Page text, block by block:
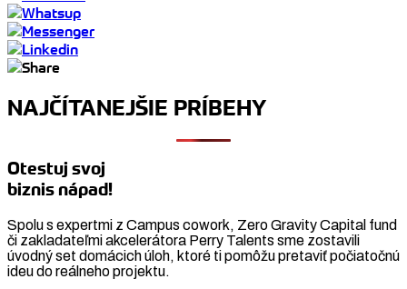
NAJČÍTANEJŠIE PRÍBEHY
Otestuj svoj
biznis nápad!
Spolu s expertmi z Campus cowork, Zero Gravity Capital fund
či zakladateľmi akcelerátora Perry Talents sme zostavili
úvodný set domácich úloh, ktoré ti pomôžu pretaviť počiatočnú
ideu do reálneho projektu.